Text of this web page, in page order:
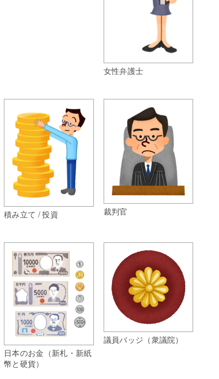
女性弁護士
積み立て / 投資 裁判官
日本のお金（新札・新紙
幣と硬貨）
議員バッジ（衆議院）